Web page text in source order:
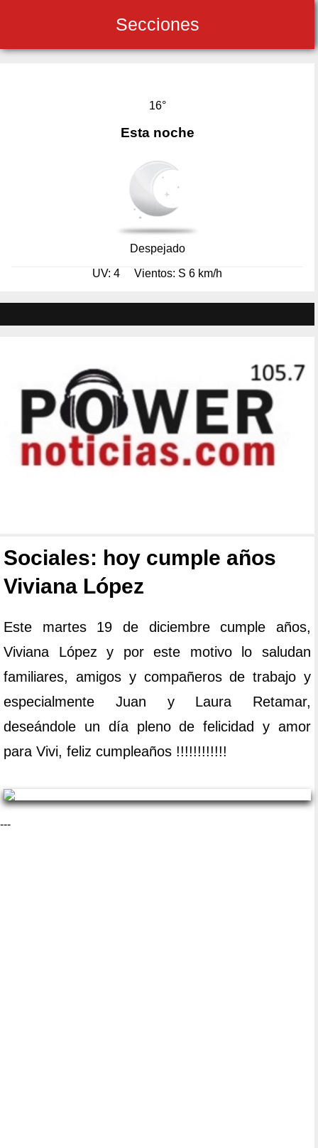
Secciones
16°
Esta noche
Despejado
UV: 4 Vientos: S 6 km/h
Sociales: hoy cumple años
Viviana López
Este martes 19 de diciembre cumple años,
Viviana López y por este motivo lo saludan
familiares, amigos y compañeros de trabajo y
especialmente Juan y Laura Retamar,
deseándole un día pleno de felicidad y amor
para Vivi, feliz cumpleaños !!!!!!!!!!!!
---